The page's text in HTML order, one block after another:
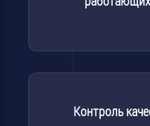
Контроль